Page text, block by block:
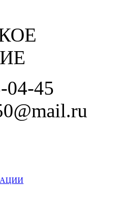
04-45